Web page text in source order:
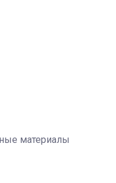
материалы